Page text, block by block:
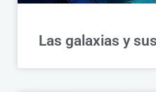
Las galaxias y